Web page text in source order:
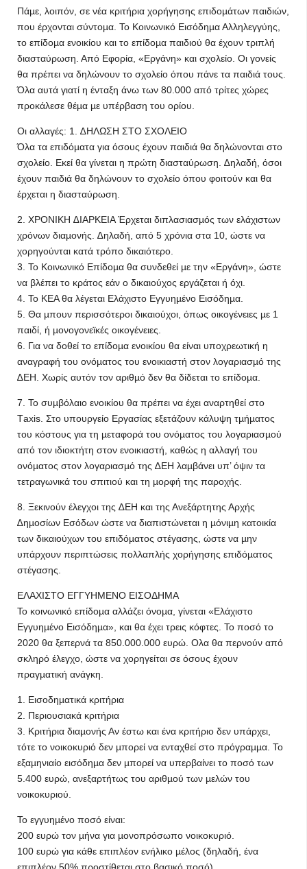
Πάµε, λοιπόν, σε νέα κριτήρια χορήγησης επιδοµάτων παιδιών,
που έρχονται σύντοµα. Το Κοινωνικό Εισόδηµα Αλληλεγγύης,
το επίδοµα ενοικίου και το επίδοµα παιδιού θα έχουν τριπλή
διασταύρωση. Από Εφορία, «Εργάνη» και σχολείο. Οι γονείς
θα πρέπει να δηλώνουν το σχολείο όπου πάνε τα παιδιά τους.
Όλα αυτά γιατί η ένταξη άνω των 80.000 από τρίτες χώρες
προκάλεσε θέµα µε υπέρβαση του ορίου.
Οι αλλαγές: 1. ∆ΗΛΩΣΗ ΣΤΟ ΣΧΟΛΕΙΟ
Όλα τα επιδόµατα για όσους έχουν παιδιά θα δηλώνονται στο
σχολείο. Εκεί θα γίνεται η πρώτη διασταύρωση. ∆ηλαδή, όσοι
έχουν παιδιά θα δηλώνουν το σχολείο όπου φοιτούν και θα
έρχεται η διασταύρωση.
2. ΧΡΟΝΙΚΗ ∆ΙΑΡΚΕΙΑ Έρχεται διπλασιασµός των ελάχιστων
χρόνων διαµονής. ∆ηλαδή, από 5 χρόνια στα 10, ώστε να
χορηγούνται κατά τρόπο δικαιότερο.
3. Το Κοινωνικό Επίδοµα θα συνδεθεί µε την «Εργάνη», ώστε
να βλέπει το κράτος εάν ο δικαιούχος εργάζεται ή όχι.
4. Το ΚΕΑ θα λέγεται Ελάχιστο Εγγυηµένο Εισόδηµα.
5. Θα µπουν περισσότεροι δικαιούχοι, όπως οικογένειες µε 1
παιδί, ή µονογονεϊκές οικογένειες.
6. Για να δοθεί το επίδοµα ενοικίου θα είναι υποχρεωτική η
αναγραφή του ονόµατος του ενοικιαστή στον λογαριασµό της
∆ΕΗ. Χωρίς αυτόν τον αριθµό δεν θα δίδεται το επίδοµα.
7. Το συµβόλαιο ενοικίου θα πρέπει να έχει αναρτηθεί στο
Τaxis. Στο υπουργείο Εργασίας εξετάζουν κάλυψη τµήµατος
του κόστους για τη µεταφορά του ονόµατος του λογαριασµού
από τον ιδιοκτήτη στον ενοικιαστή, καθώς η αλλαγή του
ονόµατος στον λογαριασµό της ∆ΕΗ λαµβάνει υπ’ όψιν τα
τετραγωνικά του σπιτιού και τη µορφή της παροχής.
8. Ξεκινούν έλεγχοι της ∆ΕΗ και της Ανεξάρτητης Αρχής
∆ηµοσίων Εσόδων ώστε να διαπιστώνεται η µόνιµη κατοικία
των δικαιούχων του επιδόµατος στέγασης, ώστε να µην
υπάρχουν περιπτώσεις πολλαπλής χορήγησης επιδόµατος
στέγασης.
ΕΛΑΧΙΣΤΟ ΕΓΓΥΗΜΕΝΟ ΕΙΣΟΔΗΜΑ
Το κοινωνικό επίδοµα αλλάζει όνοµα, γίνεται «Ελάχιστο
Εγγυηµένο Εισόδηµα», και θα έχει τρεις κόφτες. Το ποσό το
2020 θα ξεπερνά τα 850.000.000 ευρώ. Ολα θα περνούν από
σκληρό έλεγχο, ώστε να χορηγείται σε όσους έχουν
πραγµατική ανάγκη.
1. Εισοδηµατικά κριτήρια
2. Περιουσιακά κριτήρια
3. Κριτήρια διαµονής Αν έστω και ένα κριτήριο δεν υπάρχει,
τότε το νοικοκυριό δεν µπορεί να ενταχθεί στο πρόγραµµα. Το
εξαµηνιαίο εισόδηµα δεν µπορεί να υπερβαίνει το ποσό των
5.400 ευρώ, ανεξαρτήτως του αριθµού των µελών του
νοικοκυριού.
Το εγγυηµένο ποσό είναι:
200 ευρώ τον µήνα για µονοπρόσωπο νοικοκυριό.
100 ευρώ για κάθε επιπλέον ενήλικο µέλος (δηλαδή, ένα